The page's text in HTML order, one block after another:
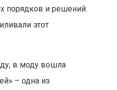
порядков и решений.
этот
в моду вошла
– одна из